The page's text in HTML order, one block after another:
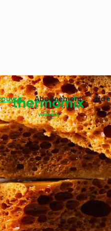
Abonnement Aide